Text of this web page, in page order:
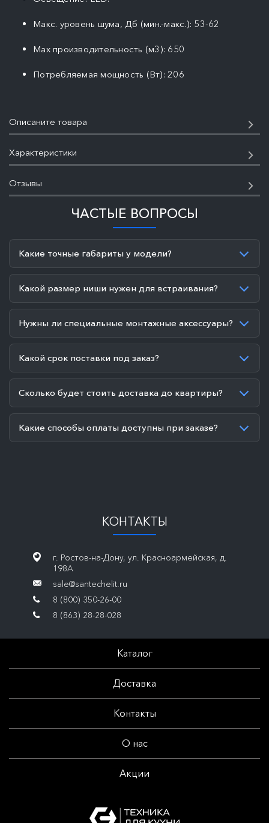
Макс. уровень шума, Дб (мин.-макс.): 53-62
Max производительность (м3): 650
Потребляемая мощность (Вт): 206
Описаните товара
Характеристики
Отзывы
ЧАСТЫЕ ВОПРОСЫ
Какие точные габариты у модели?
Какой размер ниши нужен для встраивания?
Нужны ли специальные монтажные аксессуары?
Какой срок поставки под заказ?
Сколько будет стоить доставка до квартиры?
Какие способы оплаты доступны при заказе?
КОНТАКТЫ
г. Ростов-на-Дону, ул. Красноармейская, д.
198А
sale@santechelit.ru
8 (800) 350-26-00
8 (863) 28-28-028
Каталог
Доставка
Контакты
О нас
Акции